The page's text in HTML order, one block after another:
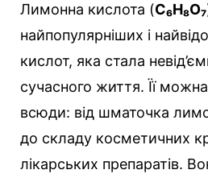
Лимонна кислота (C₆H₈O₇
найпопулярніших і
кислот, яка стала
сучасного життя. Її
всюди: від шматочка
до складу косметичних
лікарських препаратів.